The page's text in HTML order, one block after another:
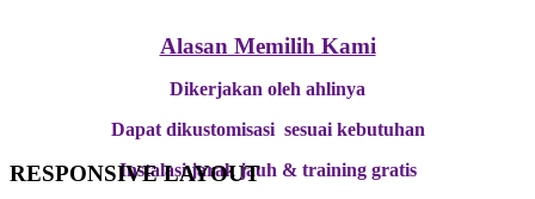
Alasan Memilih Kami
Dikerjakan oleh ahlinya
Dapat dikustomisasi sesuai kebutuhan
Instalasi jarak jauh & training gratis
RESPONSIVE LAYOUT